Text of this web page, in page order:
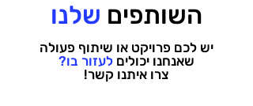
השותפים שלנו
יש לכם פרויקט או שיתוף פעולה
שאנחנו יכוליםלעזור בו?
צרו איתנו קשר!